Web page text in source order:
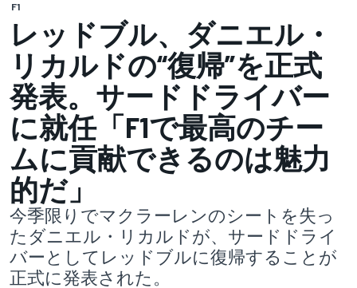
F1
レッドブル、ダニエル・
リカルドの“復帰”を正式
発表。サードドライバー
に就任「F1で最高のチー
ムに貢献できるのは魅力
的だ」
今季限りでマクラーレンのシートを失っ
たダニエル・リカルドが、サードドライ
バーとしてレッドブルに復帰することが
正式に発表された。